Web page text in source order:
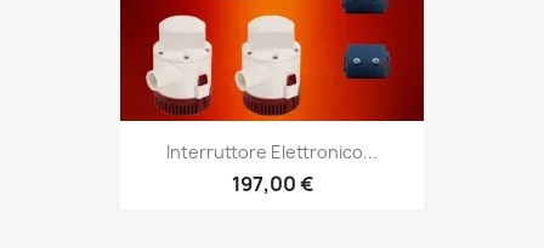
Interruttore Elettronico...
197,00 €